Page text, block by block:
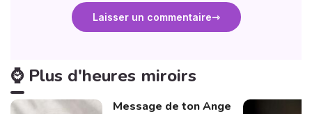
Laisser un commentaire
⌚ Plus d'heures miroirs
Message de ton Ange